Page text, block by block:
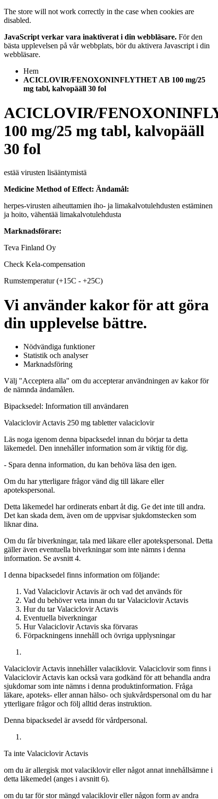
The store will not work correctly in the case when cookies are
disabled.
JavaScript verkar vara inaktiverat i din webbläsare. För den
bästa upplevelsen på vår webbplats, bör du aktivera Javascript i din
webbläsare.
Hem
ACICLOVIR/FENOXONINFLYTHET AB 100 mg/25
mg tabl, kalvopääll 30 fol
ACICLOVIR/
100 mg/25 mg tabl, kalvopääll
30 fol
estää virusten lisääntymistä
Medicine Method of Effect: Ändamål:
herpes-virusten aiheuttamien iho- ja limakalvotulehdusten estäminen
ja hoito, vähentää limakalvotulehdusta
Marknadsförare:
Teva Finland Oy
Check Kela-compensation
Rumstemperatur (+15C - +25C)
Vi använder kakor för att göra
din upplevelse bättre.
Nödvändiga funktioner
Statistik och analyser
Marknadsföring
Välj "Acceptera alla" om du accepterar användningen av kakor för
de nämnda ändamålen.
Bipacksedel: Information till användaren
Valaciclovir Actavis 250 mg tablettervalaciclovir
Läs noga igenom denna bipacksedel innan du börjar ta detta
läkemedel. Den innehåller information som är viktig för dig.
- Spara denna information, du kan behöva läsa den igen.
Om du har ytterligare frågor vänd dig till läkare eller
apotekspersonal.
Detta läkemedel har ordinerats enbart åt dig. Ge det inte till andra.
Det kan skada dem, även om de uppvisar sjukdomstecken som
liknar dina.
Om du får biverkningar, tala med läkare eller apotekspersonal. Detta
gäller även eventuella biverkningar som inte nämns i denna
information. Se avsnitt 4.
I denna bipacksedel finns information om följande:
Vad Valaciclovir Actavis är och vad det används för
Vad du behöver veta innan du tar Valaciclovir Actavis
Hur du tar Valaciclovir Actavis
Eventuella biverkningar
Hur Valaciclovir Actavis ska förvaras
Förpackningens innehåll och övriga upplysningar
Valaciclovir Actavis innehåller valaciklovir. Valaciclovir som finns i
Valaciclovir Actavis kan också vara godkänd för att behandla andra
sjukdomar som inte nämns i denna produktinformation. Fråga
läkare, apoteks- eller annan hälso- och sjukvårdspersonal om du har
ytterligare frågor och följ alltid deras instruktion.
Denna bipacksedel är avsedd för vårdpersonal.
Ta inte Valaciclovir Actavis
om du är allergisk mot valaciklovir eller något annat innehållsämne i
detta läkemedel (anges i avsnitt 6).
om du tar för stor mängd valaciklovir eller någon form av andra